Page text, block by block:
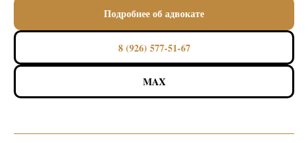
Подробнее об адвокате
8 (926) 577-51-67
MAX